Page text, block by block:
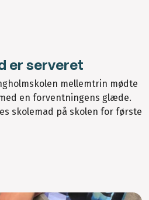
er serveret
mellemtrin mødte
en forventningens glæde.
skolemad på skolen for første